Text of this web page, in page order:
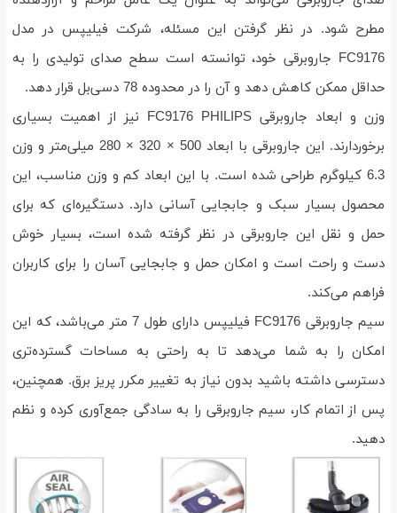
مطرح شود. در نظر گرفتن این مسئله، شرکت فیلیپس در مدل
FC9176 جاروبرقی خود، توانسته است سطح صدای تولیدی را به
حداقل ممکن کاهش دهد و آن را در محدوده 78 دسی‌بل قرار دهد.
وزن و ابعاد جاروبرقی FC9176 PHILIPS نیز از اهمیت بسیاری
برخوردارند. این جاروبرقی با ابعاد 500 × 320 × 280 میلی‌متر و وزن
6.3 کیلوگرم طراحی شده است. با این ابعاد کم و وزن مناسب، این
محصول بسیار سبک و جابجایی آسانی دارد. دستگیره‌ای که برای
حمل و نقل این جاروبرقی در نظر گرفته شده است، بسیار خوش
دست و راحت است و امکان حمل و جابجایی آسان را برای کاربران
فراهم می‌کند.
سیم جاروبرقی FC9176 فیلیپس دارای طول 7 متر می‌باشد، که این
امکان را به شما می‌دهد تا به راحتی به مساحات گسترده‌تری
دسترسی داشته باشید بدون نیاز به تغییر مکرر پریز برق. همچنین،
پس از اتمام کار، سیم جاروبرقی را به سادگی جمع‌آوری کرده و نظم
دهید.